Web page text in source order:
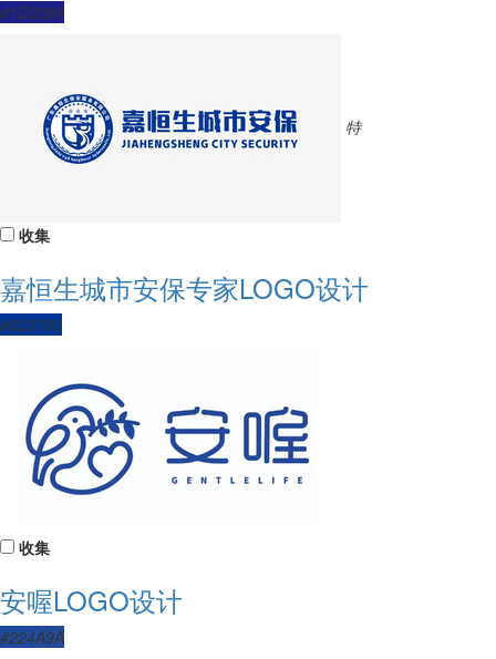
#1D2089
特
收集
嘉恒生城市安保专家LOGO设计
#023793
收集
安喔LOGO设计
#224A9A